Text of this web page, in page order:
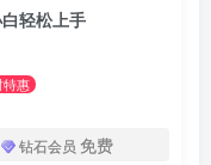
轻松上手
特惠
钻石会员 免费